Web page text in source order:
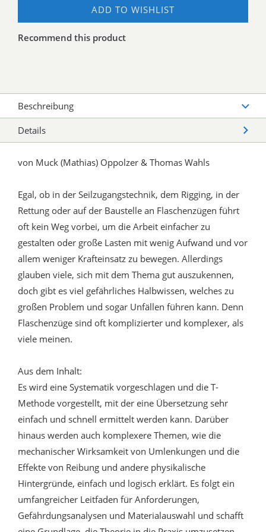
ADD TO WISHLIST
Recommend this product
Beschreibung
Details
von Muck (Mathias) Oppolzer & Thomas Wahls
Egal, ob in der Seilzugangstechnik, dem Rigging, in der
Rettung oder auf der Baustelle an Flaschenzügen führt
oft kein Weg vorbei, um die Arbeit einfacher zu
gestalten oder große Lasten mit wenig Aufwand und vor
allem weniger Krafteinsatz zu bewegen. Allerdings
glauben viele, sich mit dem Thema gut auszukennen,
doch gibt es viel gefährliches Halbwissen, welches zu
großen Problem und sogar Unfällen führen kann. Denn
Flaschenzüge sind oft komplizierter und komplexer, als
viele meinen.
Aus dem Inhalt:
Es wird eine Systematik vorgeschlagen und die T-
Methode vorgestellt, mit der eine Übersetzung sehr
einfach und schnell ermittelt werden kann. Darüber
hinaus werden auch komplexere Themen, wie die
mechanischer Wirksamkeit von Umlenkungen und die
Effekte von Reibung und andere physikalische
Hintergründe, einfach und logisch erklärt. Es folgt ein
umfangreicher Leitfaden für Anforderungen,
Gefährdungsanalysen und Materialauswahl und schafft